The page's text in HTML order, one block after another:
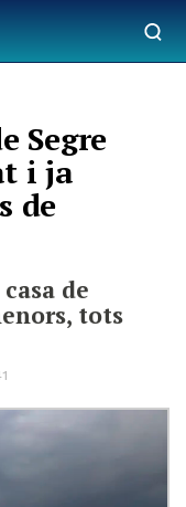
Segre
i ja
de
de
tots